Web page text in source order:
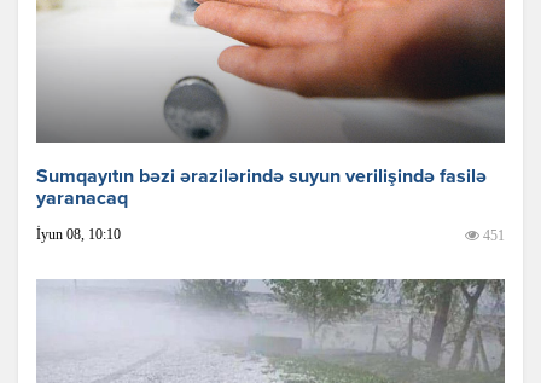
Sumqayıtın bəzi ərazilərində suyun verilişində fasilə
yaranacaq
İyun 08, 10:10 451